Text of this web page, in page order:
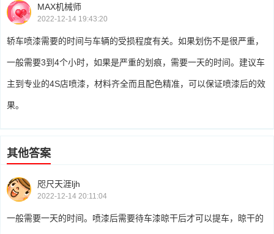
MAX机械师
2022-12-14 19:43:20
轿车喷漆需要的时间与车辆的受损程度有关。如果划伤不是很严重，
一般需要3到4个小时，如果是严重的划痕，需要一天的时间。建议车
主到专业的4S店喷漆，材料齐全而且配色精准，可以保证喷漆后的效
果。
其他答案
咫尺天涯ljh
2022-12-14 20:11:04
一般需要一天的时间。喷漆后需要待车漆晾干后才可以提车，晾干的